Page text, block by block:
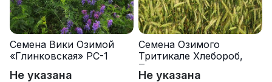
Семена Вики Озимой
«Глинковская» РС-1
Не указана
Семена Озимого
Тритикале Хлебороб,
Тихон
Не указана